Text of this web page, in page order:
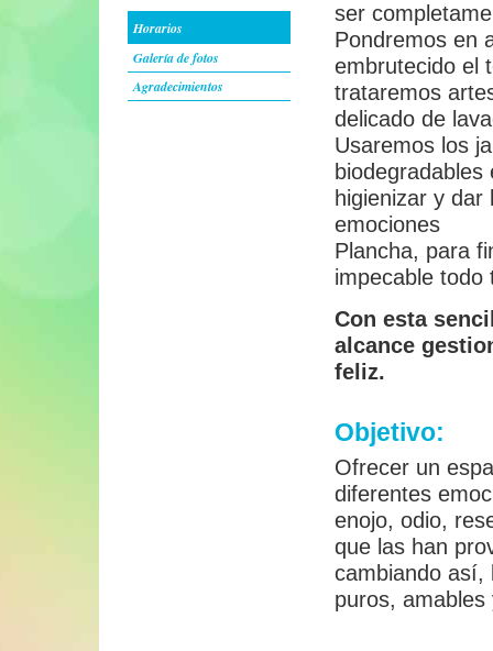
Horarios
Galería de fotos
Agradecimientos
ser
Pondremos en
embrutecido el
trataremos
delicado de
Usaremos los
higienizar y
emociones
Plancha, para
impecable todo
Con esta
alcance
feliz.
Objetivo:
Ofrecer un
diferentes
enojo, odio,
que las han
cambiando así,
puros, amables